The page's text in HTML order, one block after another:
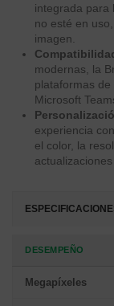
integrada para
no esté en
imagen.
modernas, la
plataformas
Microsoft
experiencia
el color, la
DESEMPEÑO
Megapíxeles